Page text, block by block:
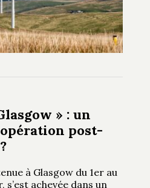
» : un
post-
à Glasgow du 1er au
s’est achevée dans un